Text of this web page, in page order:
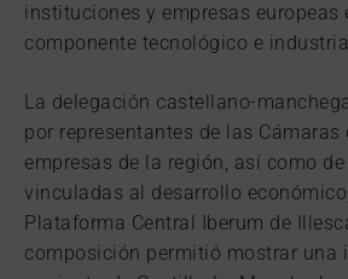
instituciones y empresas europeas
componente tecnológico e
La delegación castellano-
por representantes de las Cámaras
empresas de la región, así como
vinculadas al desarrollo
Plataforma Central Iberum de
composición permitió mostrar una